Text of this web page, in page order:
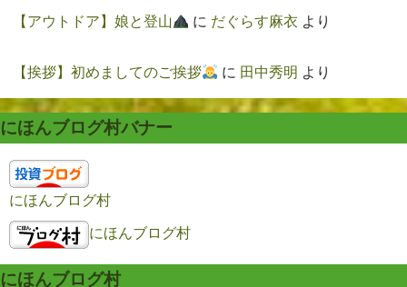
【アウトドア】娘と登山 に だぐらす麻衣 より
【挨拶】初めましてのご挨拶 に 田中秀明 より
にほんブログ村バナー
にほんブログ村
にほんブログ村
にほんブログ村